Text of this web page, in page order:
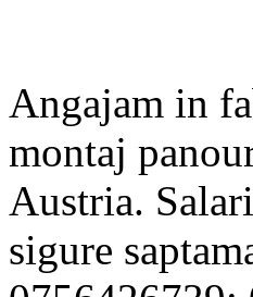
Angajam in
montaj
Austria.
sigure